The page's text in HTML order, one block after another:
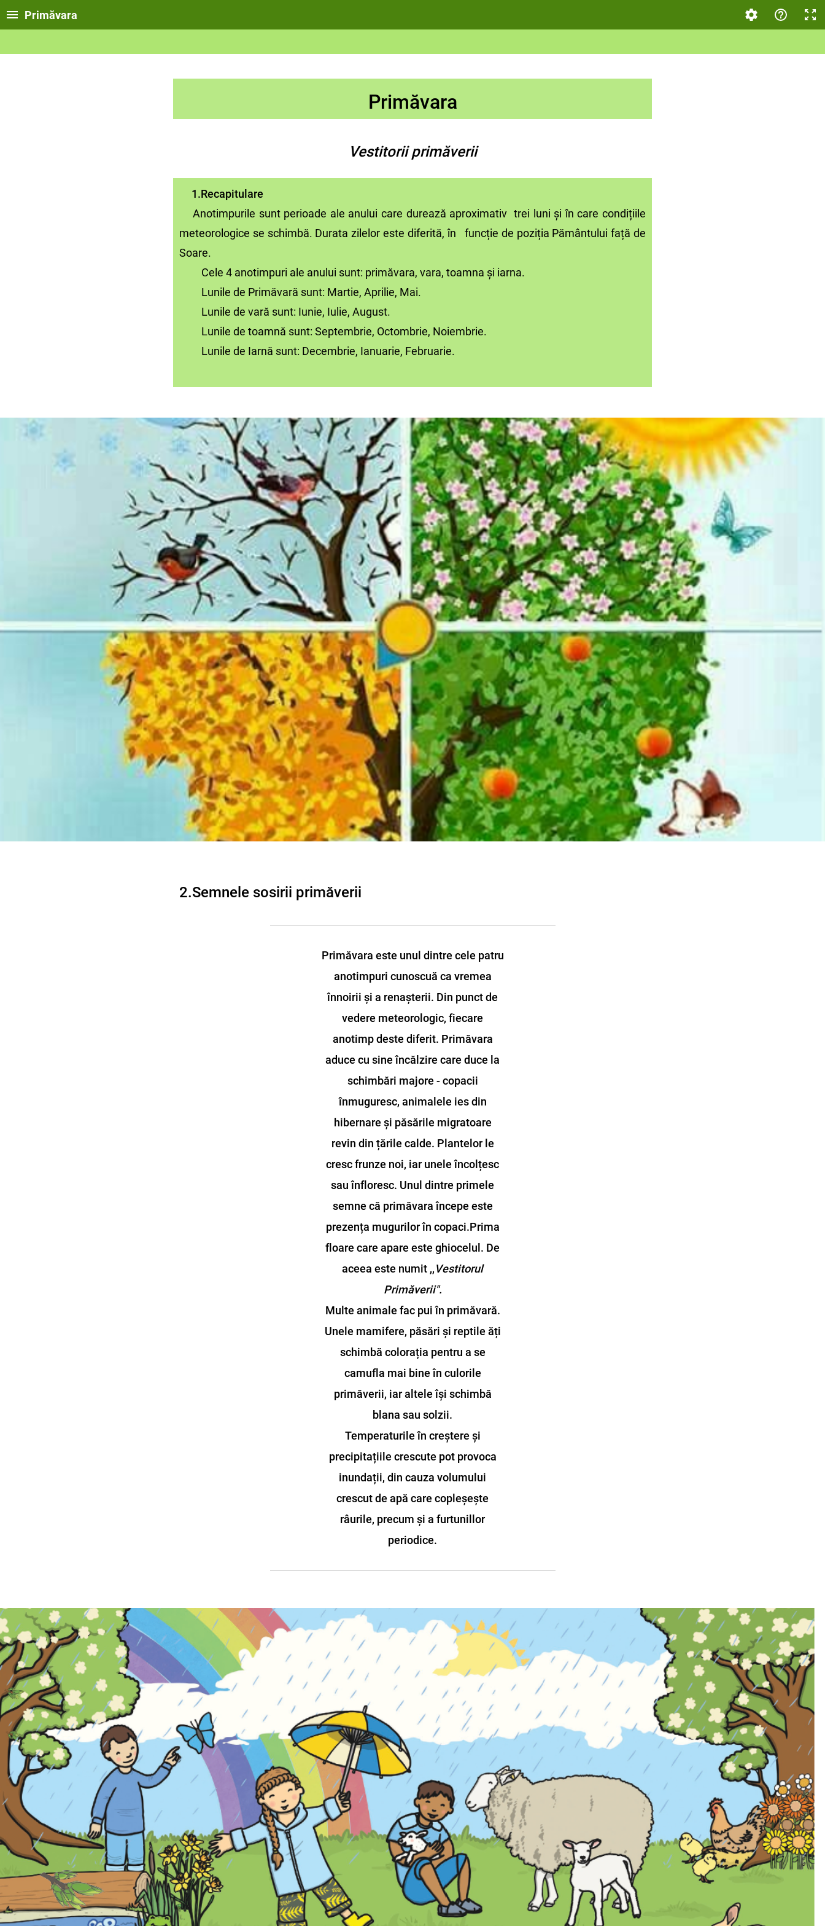
Primăvara
Primăvara
Vestitorii primăverii
1.Recapitulare
Anotimpurile sunt perioade ale anului care durează aproximativ trei luni și în care condițiile
meteorologice se schimbă. Durata zilelor este diferită, în funcție de poziția Pământului față de
Soare.
Cele 4 anotimpuri ale anului sunt: primăvara, vara, toamna și iarna.
Lunile de Primăvară sunt: Martie, Aprilie, Mai.
Lunile de vară sunt: Iunie, Iulie, August.
Lunile de toamnă sunt: Septembrie, Octombrie, Noiembrie.
Lunile de Iarnă sunt: Decembrie, Ianuarie, Februarie.
2.Semnele sosirii primăverii
Primăvara este unul dintre cele patru
anotimpuri cunoscuă ca vremea
înnoirii și a renașterii. Din punct de
vedere meteorologic, fiecare
anotimp deste diferit. Primăvara
aduce cu sine încălzire care duce la
schimbări majore - copacii
înmuguresc, animalele ies din
hibernare și păsările migratoare
revin din țările calde. Plantelor le
cresc frunze noi, iar unele încolțesc
sau înfloresc. Unul dintre primele
semne că primăvara începe este
prezența mugurilor în copaci.Prima
floare care apare este ghiocelul. De
aceea este numit ,,Vestitorul
Primăverii".
Multe animale fac pui în primăvară.
Unele mamifere, păsări și reptile ăți
schimbă colorația pentru a se
camufla mai bine în culorile
primăverii, iar altele își schimbă
blana sau solzii.
Temperaturile în creștere și
precipitațiile crescute pot provoca
inundații, din cauza volumului
crescut de apă care copleșește
râurile, precum și a furtunillor
periodice.